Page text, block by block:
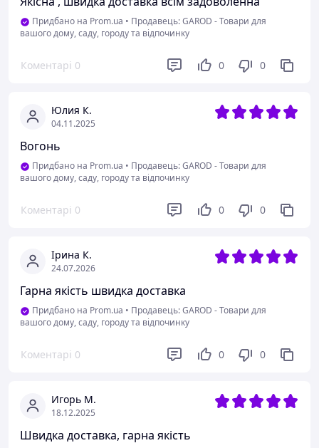
Придбано на Prom.ua • Продавець: GAROD - Товари для
вашого дому, саду, городу та відпочинку
Коментарі 0 0 0
Юлия К.
04.11.2025
Вогонь
Придбано на Prom.ua • Продавець: GAROD - Товари для
вашого дому, саду, городу та відпочинку
Коментарі 0 0 0
Ірина К.
24.07.2026
Гарна якість швидка доставка
Придбано на Prom.ua • Продавець: GAROD - Товари для
вашого дому, саду, городу та відпочинку
Коментарі 0 0 0
Игорь М.
18.12.2025
Швидка доставка, гарна якість